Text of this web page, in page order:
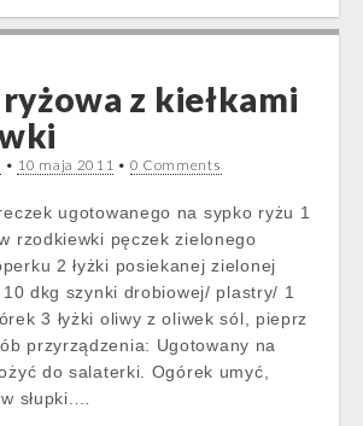
z kiełkami
• 10 maja 2011 • 0 Comments
ugotowanego na sypko ryżu 1
rzodkiewki pęczek zielonego
2 łyżki posiekanej zielonej
dkg szynki drobiowej/ plastry/ 1
3 łyżki oliwy z oliwek sól, pieprz
przyrządzenia: Ugotowany na
do salaterki. Ogórek umyć,
słupki.…